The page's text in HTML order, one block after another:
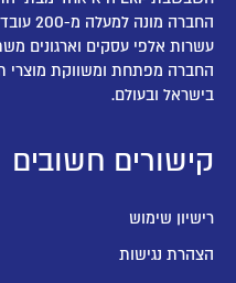
החברה מונה למעלה מ-200 עובדים, והיא פרוסה ב-10 סניפים.
עשרות אלפי עסקים וארגונים
החברה מפתחת ומשווקת מוצרי
בישראל ובעולם.
קישורים חשובים
רישיון שימוש
הצהרת נגישות